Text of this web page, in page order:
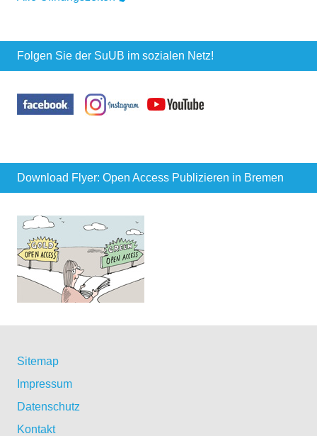
Folgen Sie der SuUB im sozialen Netz!
Download Flyer: Open Access Publizieren in Bremen
Sitemap
Impressum
Datenschutz
Kontakt